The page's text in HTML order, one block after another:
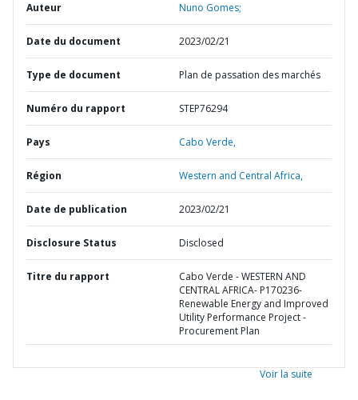
Auteur Nuno Gomes;
Date du document 2023/02/21
Type de document Plan de passation des marchés
Numéro du rapport STEP76294
Pays Cabo Verde,
Région Western and Central Africa,
Date de publication 2023/02/21
Disclosure Status Disclosed
Titre du rapport
Cabo Verde - WESTERN AND
CENTRAL AFRICA- P170236-
Renewable Energy and Improved
Utility Performance Project -
Procurement Plan
Voir la suite